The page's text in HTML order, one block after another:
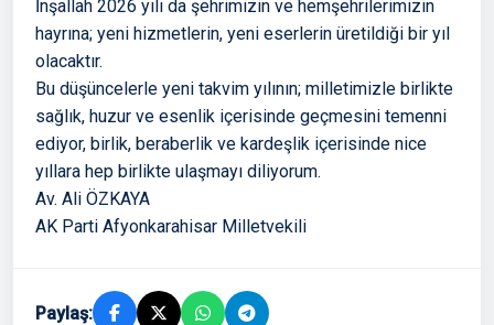
İnşallah 2026 yılı da şehrimizin ve hemşehrilerimizin
hayrına; yeni hizmetlerin, yeni eserlerin üretildiği bir yıl
olacaktır.
Bu düşüncelerle yeni takvim yılının; milletimizle birlikte
sağlık, huzur ve esenlik içerisinde geçmesini temenni
ediyor, birlik, beraberlik ve kardeşlik içerisinde nice
yıllara hep birlikte ulaşmayı diliyorum.
Av. Ali ÖZKAYA
AK Parti Afyonkarahisar Milletvekili
Paylaş: